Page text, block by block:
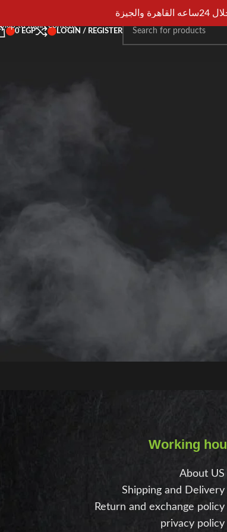
Skip to main content
0 EGP LOGIN / REGISTER
No products have been added to the comparison list. You
Working
About US
Shipping and Delivery
Return and exchange policy
privacy policy